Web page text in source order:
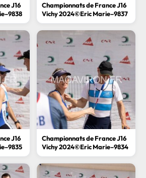
J16
Championnats de France J16
Vichy 2024©Eric Marie–9837
J16
Championnats de France J16
Vichy 2024©Eric Marie–9834